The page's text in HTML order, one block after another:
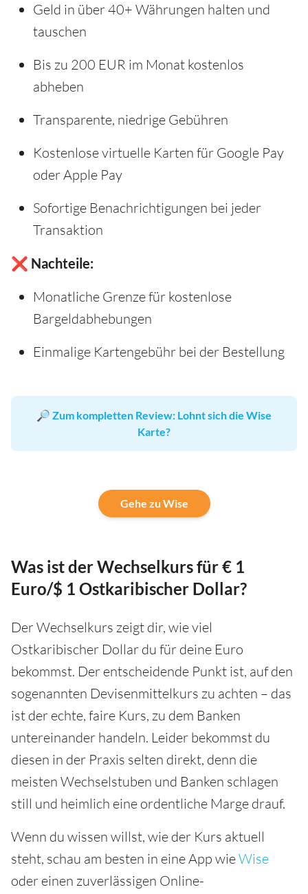
Geld in über 40+ Währungen halten und
tauschen
Bis zu 200 EUR im Monat kostenlos
abheben
Transparente, niedrige Gebühren
Kostenlose virtuelle Karten für Google Pay
oder Apple Pay
Sofortige Benachrichtigungen bei jeder
Transaktion
❌ Nachteile:
Monatliche Grenze für kostenlose
Bargeldabhebungen
Einmalige Kartengebühr bei der Bestellung
🔎 Zum kompletten Review: Lohnt sich die Wise
Karte?
Gehe zu Wise
Was ist der Wechselkurs für € 1
Euro/$ 1 Ostkaribischer Dollar?
Der Wechselkurs zeigt dir, wie viel
Ostkaribischer Dollar du für deine Euro
bekommst. Der entscheidende Punkt ist, auf den
sogenannten Devisenmittelkurs zu achten – das
ist der echte, faire Kurs, zu dem Banken
untereinander handeln. Leider bekommst du
diesen in der Praxis selten direkt, denn die
meisten Wechselstuben und Banken schlagen
still und heimlich eine ordentliche Marge drauf.
Wenn du wissen willst, wie der Kurs aktuell
steht, schau am besten in eine App wieWise
oder einen zuverlässigen Online-